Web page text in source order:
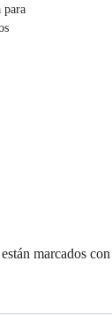
marcados con